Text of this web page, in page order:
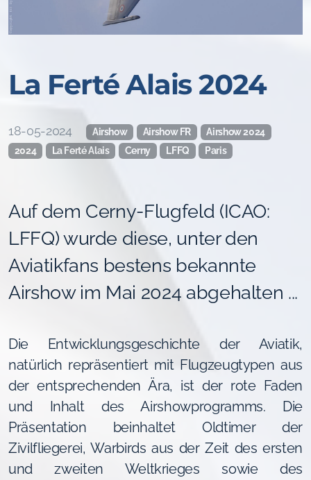
La Ferté Alais 2024
18-05-2024 Airshow Airshow FR
Airshow 2024
2024
La Ferté Alais Cerny LFFQ Paris
Auf dem Cerny-Flugfeld (ICAO:
LFFQ) wurde diese, unter den
Aviatikfans bestens bekannte
Airshow im Mai 2024 abgehalten ...
Die Entwicklungsgeschichte der Aviatik,
natürlich repräsentiert mit Flugzeugtypen aus
der entsprechenden Ära, ist der rote Faden
und Inhalt des Airshowprogramms. Die
Präsentation beinhaltet Oldtimer der
Zivilfliegerei, Warbirds aus der Zeit des ersten
und zweiten Weltkrieges sowie des